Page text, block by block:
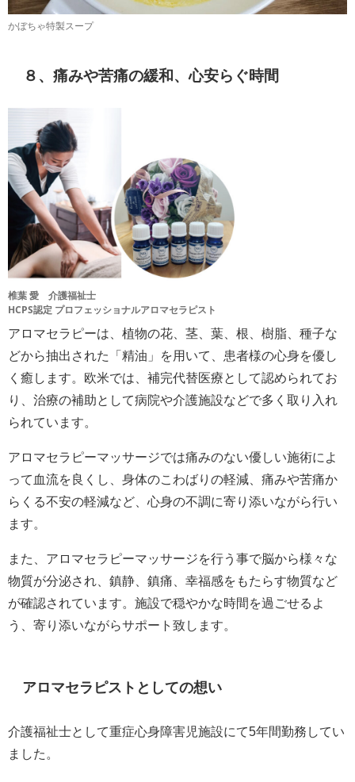
かぼちゃ特製スープ
８、痛みや苦痛の緩和、心安らぐ時間
椎葉 愛 介護福祉士
HCPS認定 プロフェッショナルアロマセラピスト
アロマセラピーは、植物の花、茎、葉、根、樹脂、種子な
どから抽出された「精油」を用いて、患者様の心身を優し
く癒します。欧米では、補完代替医療として認められてお
り、治療の補助として病院や介護施設などで多く取り入れ
られています。
アロマセラピーマッサージでは痛みのない優しい施術によ
って血流を良くし、身体のこわばりの軽減、痛みや苦痛か
らくる不安の軽減など、心身の不調に寄り添いながら行い
ます。
また、アロマセラピーマッサージを行う事で脳から様々な
物質が分泌され、鎮静、鎮痛、幸福感をもたらす物質など
が確認されています。施設で穏やかな時間を過ごせるよ
う、寄り添いながらサポート致します。
アロマセラピストとしての想い
介護福祉士として重症心身障害児施設にて5年間勤務してい
ました。